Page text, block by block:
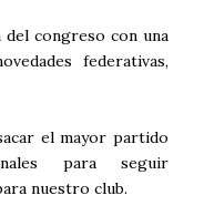
del congreso con una
federativas,
el mayor partido
para seguir
nuestro club.